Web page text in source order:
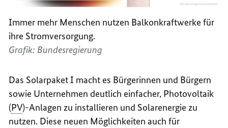
Immer mehr Menschen nutzen Balkonkraftwerke für
ihre Stromversorgung.
Grafik: Bundesregierung
Das Solarpaket I macht es Bürgerinnen und Bürgern
sowie Unternehmen deutlich einfacher, Photovoltaik
(PV)-Anlagen zu installieren und Solarenergie zu
nutzen. Diese neuen Möglichkeiten auch für